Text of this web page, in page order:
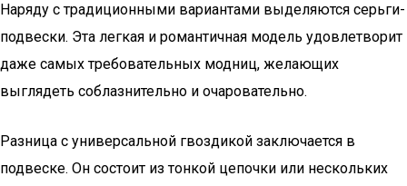
Наряду с традиционными вариантами выделяются серьги-
подвески. Эта легкая и романтичная модель удовлетворит
даже самых требовательных модниц, желающих
выглядеть соблазнительно и очаровательно.
Разница с универсальной гвоздикой заключается в
подвеске. Он состоит из тонкой цепочки или нескольких